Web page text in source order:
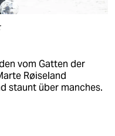
vom Gatten der
Røiseland
staunt über manches.